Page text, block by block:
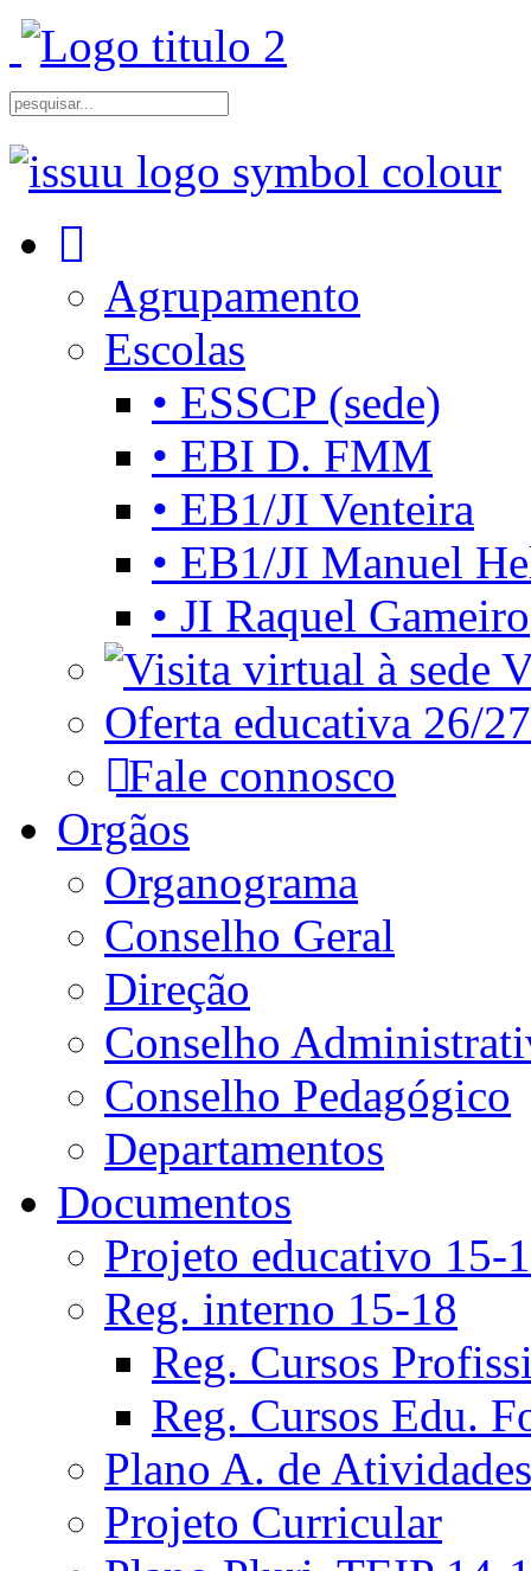
Agrupamento
Escolas
• ESSCP (sede)
• EBI D. FMM
• EB1/JI Venteira
• EB1/JI Manuel
• JI Raquel Gameiro
Oferta educativa 26/27
Fale connosco
Orgãos
Organograma
Conselho Geral
Direção
Conselho
Conselho Pedagógico
Departamentos
Documentos
Projeto educativo 15-
Reg. interno 15-18
Reg. Cursos
Reg. Cursos Edu.
Plano A. de Atividades
Projeto Curricular